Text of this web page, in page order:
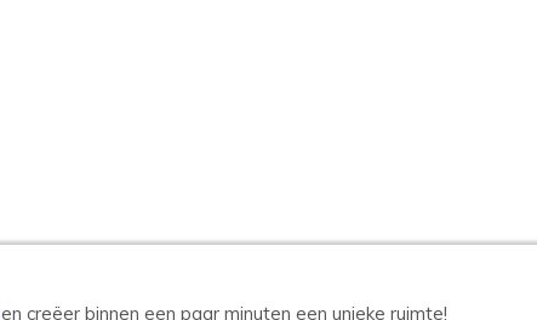
en creëer binnen een paar minuten een unieke ruimte!